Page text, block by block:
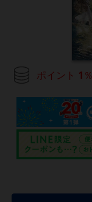
ポイント 1 ％